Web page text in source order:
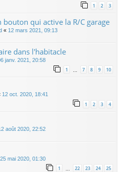
1 2 3
qui active la R/C garage
« 12 mars 2021, 09:13
dans l'habitacle
janv. 2021, 20:58
1 … 7 8 9 10
12 oct. 2020, 18:41
1 2 3 4
août 2020, 22:52
25 mai 2020, 01:30
1 22 23 24 25